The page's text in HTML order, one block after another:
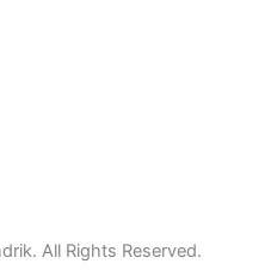
All Rights Reserved.